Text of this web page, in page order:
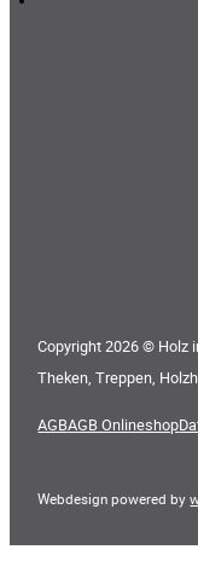
Copyright 2026 © Holz
Theken, Treppen,
AGBAGB Onlineshop
Webdesign powered by